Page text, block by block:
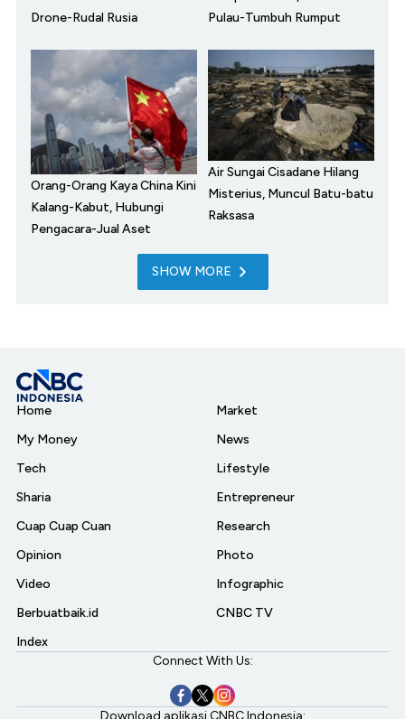
Drone-Rudal Rusia
Pulau-Tumbuh Rumput
Orang-Orang Kaya China Kini
Kalang-Kabut, Hubungi
Pengacara-Jual Aset
Air Sungai Cisadane Hilang
Misterius, Muncul Batu-batu
Raksasa
SHOW MORE
Home
My Money
Tech
Sharia
Cuap Cuap Cuan
Opinion
Video
Berbuatbaik.id
Index
Market
News
Lifestyle
Entrepreneur
Research
Photo
Infographic
CNBC TV
Connect With Us: